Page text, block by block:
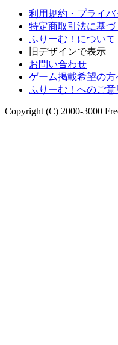
利用規約・プライ
特定商取引法に基づ
ふりーむ！について
旧デザインで表示
お問い合わせ
ゲーム掲載希望の方
ふりーむ！へのご
Copyright (C) 2000-3000